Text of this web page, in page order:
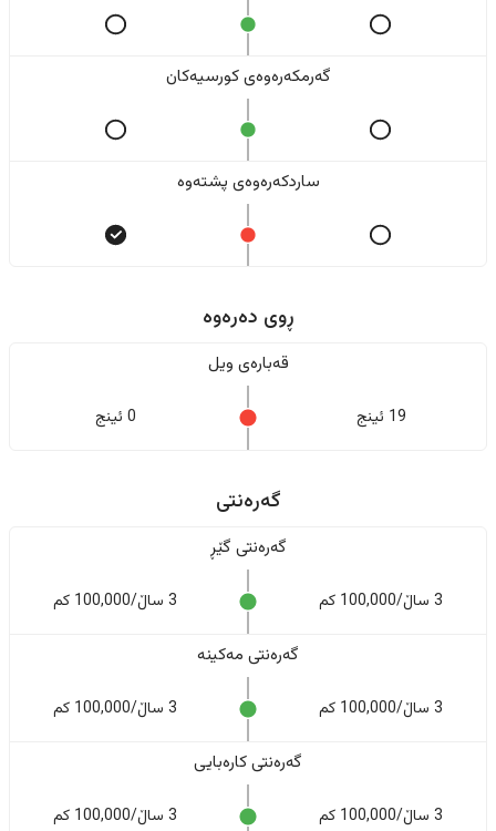
گەرمکەرەوەی کورسیەکان
ساردکەرەوەی پشتەوە
ڕوی دەرەوە
قەبارەی ویل
19 ئینج 0 ئینج
گەرەنتی
گەرەنتی گێڕ
3 ساڵ/100,000 کم 3 ساڵ/100,000 کم
گەرەنتی مەکینە
3 ساڵ/100,000 کم 3 ساڵ/100,000 کم
گەرەنتی کارەبایی
3 ساڵ/100,000 کم 3 ساڵ/100,000 کم